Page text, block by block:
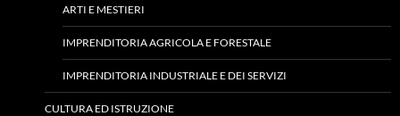
ARTI E MESTIERI
IMPRENDITORIA AGRICOLA E FORESTALE
IMPRENDITORIA INDUSTRIALE E DEI SERVIZI
CULTURA ED ISTRUZIONE